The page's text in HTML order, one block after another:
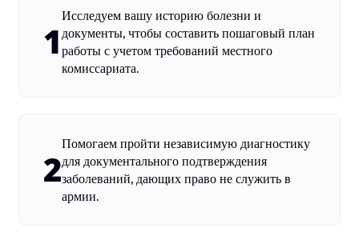
1
Исследуем вашу историю болезни и
документы, чтобы составить пошаговый план
работы с учетом требований местного
комиссариата.
2
Помогаем пройти независимую диагностику
для документального подтверждения
заболеваний, дающих право не служить в
армии.